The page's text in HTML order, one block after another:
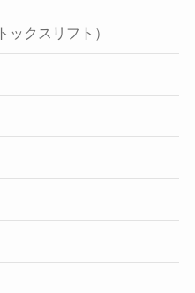
ックスリフト）